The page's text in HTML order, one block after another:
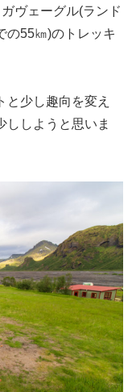
ヴェーグル(ランド
の55㎞)のトレッキ
と少し趣向を変え
ししようと思いま